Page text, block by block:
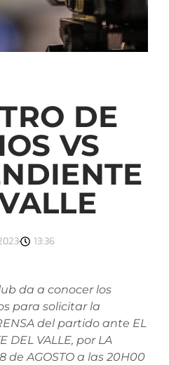
DE
VS
13:36
da a conocer los
para solicitar la
del partido ante EL
DEL VALLE, por LA
de AGOSTO a las 20H00